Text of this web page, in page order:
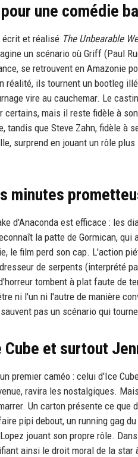
une comédie
écrit et réalisé The Unbearable
un scénario où Griff (Paul
se retrouvent en Amazonie
réalité, ils tournent un bootleg
vire au cauchemar. Le
certains, mais il reste fidèle à
tandis que Steve Zahn, fidèle à
surprend en jouant un rôle
minutes
d'Anaconda est efficace : les
la patte de Gormican,
le film perd son cap. L'action
de serpents (interprété
tombent à plat faute de
ni l'un ni l'autre de manière
pas un scénario qui
et surtout
premier caméo : celui d'Ice
ravira les nostalgiques.
Un carton présente ce
pipi debout, un running gag
jouant son propre rôle.
ainsi le droit moral de la